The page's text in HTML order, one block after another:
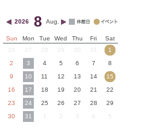
2026 8 Aug.
Sun Mon Tue Wed Thu Fri
Sat
27 29 30 31
1
2
3 4 5 6 7
8
9
10 11 12 13 14
15
16
17 18 19 20 21
22
23
24 25 26 27 28
29
30
31 3 4 5